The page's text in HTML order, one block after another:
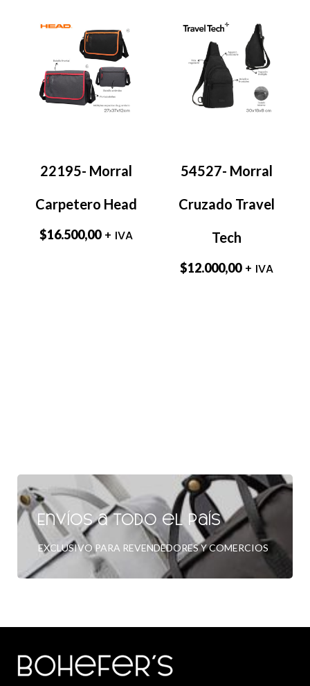
22195- Morral
Carpetero Head
$16.500,00 + IVA
54527- Morral
Cruzado Travel
Tech
$12.000,00 + IVA
Envíos a todo el país
EXCLUSIVO PARA REVENDEDORES Y COMERCIOS